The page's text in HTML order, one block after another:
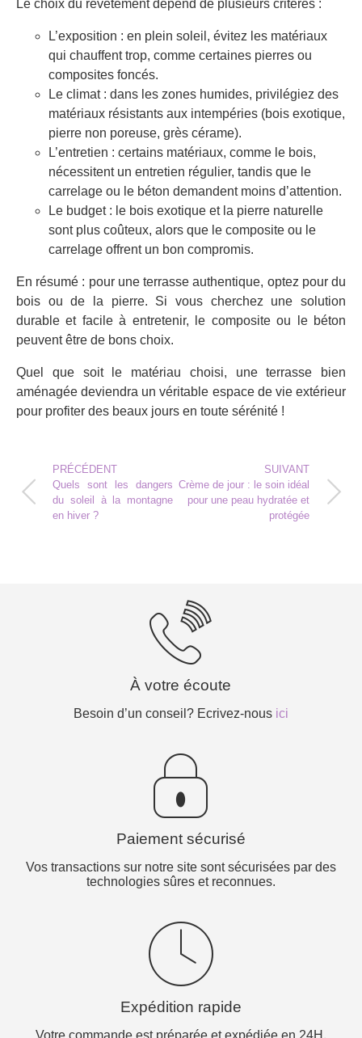
Le choix du revêtement dépend de plusieurs critères :
L’exposition : en plein soleil, évitez les matériaux
qui chauffent trop, comme certaines pierres ou
composites foncés.
Le climat : dans les zones humides, privilégiez des
matériaux résistants aux intempéries (bois exotique,
pierre non poreuse, grès cérame).
L’entretien : certains matériaux, comme le bois,
nécessitent un entretien régulier, tandis que le
carrelage ou le béton demandent moins d’attention.
Le budget : le bois exotique et la pierre naturelle
sont plus coûteux, alors que le composite ou le
carrelage offrent un bon compromis.
En résumé : pour une terrasse authentique, optez pour du
bois ou de la pierre. Si vous cherchez une solution
durable et facile à entretenir, le composite ou le béton
peuvent être de bons choix.
Quel que soit le matériau choisi, une terrasse bien
aménagée deviendra un véritable espace de vie extérieur
pour profiter des beaux jours en toute sérénité !
PRÉCÉDENT
Quels sont les dangers
du soleil à la montagne
en hiver ?
SUIVANT
Crème de jour : le soin idéal
pour une peau hydratée et
protégée
À votre écoute
Besoin d’un conseil? Ecrivez-nous ici
Paiement sécurisé
Vos transactions sur notre site sont sécurisées par des
technologies sûres et reconnues.
Expédition rapide
Votre commande est préparée et expédiée en 24H.